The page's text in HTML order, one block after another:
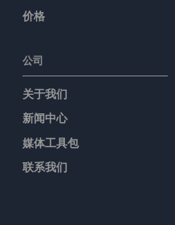
价格
公司
关于我们
新闻中心
媒体工具包
联系我们